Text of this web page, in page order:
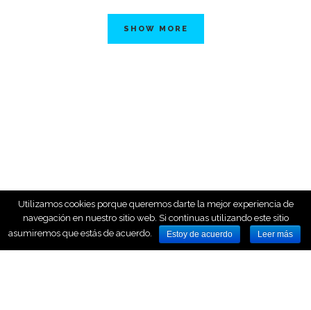
SHOW MORE
Utilizamos cookies porque queremos darte la mejor experiencia de
navegación en nuestro sitio web. Si continuas utilizando este sitio
asumiremos que estás de acuerdo.
Estoy de acuerdo Leer más